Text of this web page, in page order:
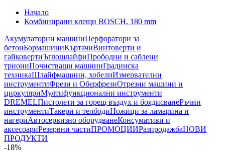
Начало
Комбинирани клещи BOSCH, 180 mm
Акумулаторни машиниПерфоратори за
бетонБормашиниКъртачиВинтоверти и
гайковертиЪглошлайфиПрободни и саблени
триониПочистващи машиниГрадинска
техникаШлайфмашини, хобелиИзмервателни
инструментиФрези и ОберфрезиОтрезни машини и
циркуляриМултифункционални инструменти
DREMELПистолети за горещ въздух и боядисванеРъчни
инструментиТакери и телбодиНожици за ламарина и
нагериАвтосервизно оборудванеКонсумативи и
аксесоариРезервни частиПРОМОЦИИРазпродажбаНОВИ
ПРОДУКТИ
-18%